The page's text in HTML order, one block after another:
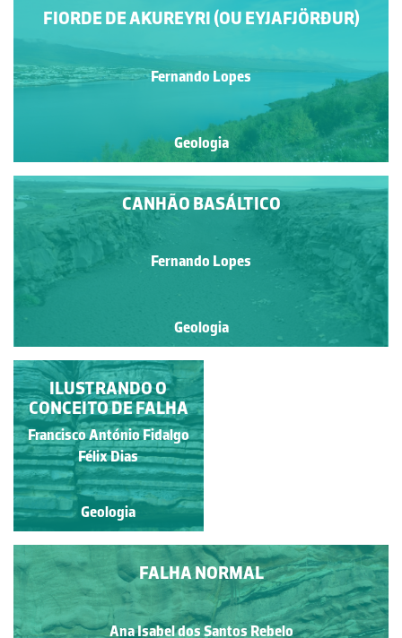
FIORDE DE AKUREYRI (OU EYJAFJÖRÐUR)
Fernando Lopes
Geologia
CANHÃO BASÁLTICO
Fernando Lopes
Geologia
PLANALTO
BASÁLTICO
Fernando Lopes
Geologia
ILUSTRANDO O
CONCEITO DE FALHA
Francisco António Fidalgo
Félix Dias
Geologia
FALHA NORMAL
Ana Isabel dos Santos Rebelo